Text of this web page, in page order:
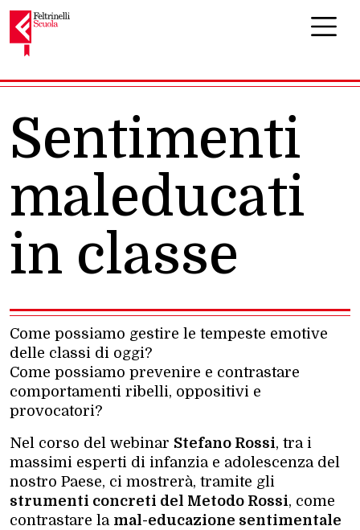
Navigazione principale
Sentimenti
maleducati
in classe
Come possiamo gestire le tempeste emotive
delle classi di oggi?
Come possiamo prevenire e contrastare
comportamenti ribelli, oppositivi e
provocatori?
Nel corso del webinar Stefano Rossi, tra i
massimi esperti di infanzia e adolescenza del
nostro Paese, ci mostrerà, tramite gli
strumenti concreti del Metodo Rossi, come
contrastare la mal-educazione sentimentale